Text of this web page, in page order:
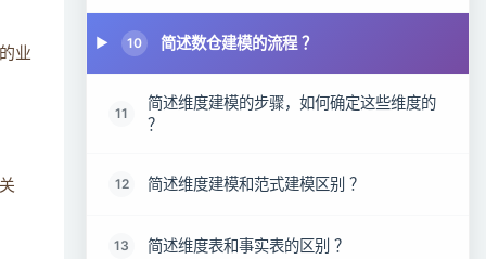
业
10 简述数仓建模的流程 ？
11
简述维度建模的步骤，如何确定这些维度的
？
12 简述维度建模和范式建模区别 ？
13 简述维度表和事实表的区别 ？